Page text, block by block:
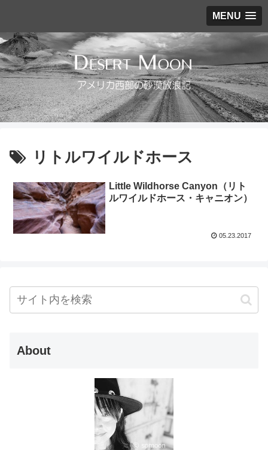
MENU
リトルワイルドホース
Little Wildhorse Canyon（リト
ルワイルドホース・キャニオン）
05.23.2017
About